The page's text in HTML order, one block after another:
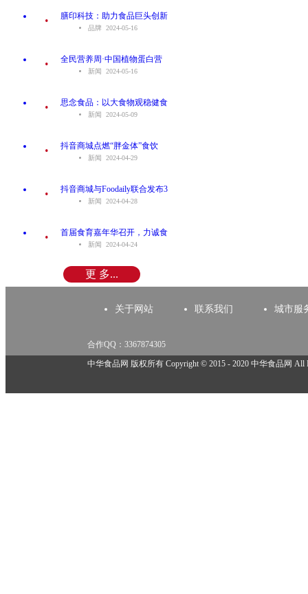
. 膳印科技：助力食品巨头创新
品牌 2024-05-16
. 全民营养周·中国植物蛋白营
新闻 2024-05-16
. 思念食品：以大食物观稳健食
新闻 2024-05-09
. 抖音商城点燃“胖金体”食饮
新闻 2024-04-29
. 抖音商城与Foodaily联合发布3
新闻 2024-04-28
. 首届食育嘉年华召开，力诚食
新闻 2024-04-24
更 多...
关于网站 联系我们 城市服
合作QQ：3367874305
举报邮箱：918825737@qq.com
中华食品网 版权所有 Copyright © 2015 - 2020 中华食品网 All